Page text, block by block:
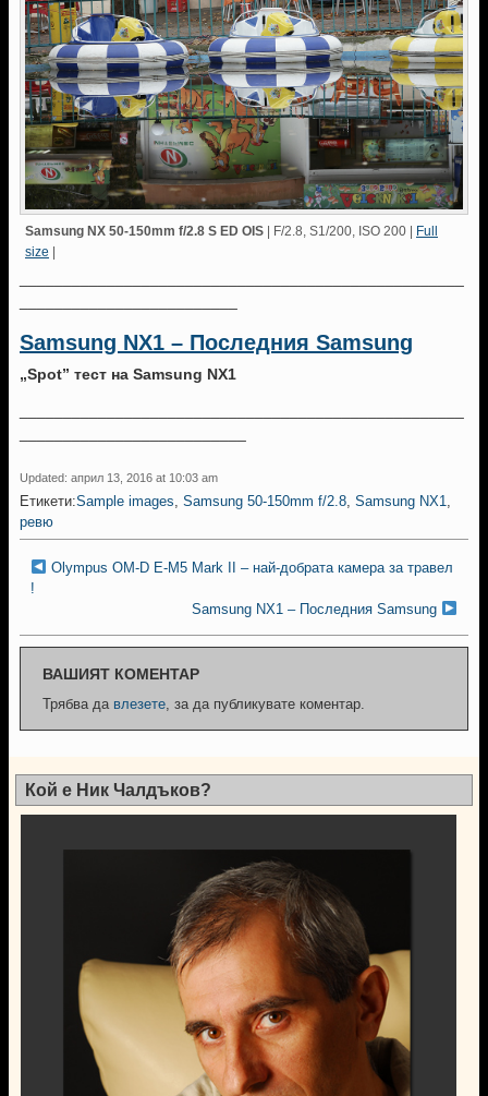
Samsung NX 50-150mm f/2.8 S ED OIS | F/2.8, S1/200, ISO 200 |
Full
size
Samsung NX1 – Последния Samsung
„Spot” тест на Samsung NX1
Updated: април 13, 2016 at 10:03 am
Етикети:Sample images, Samsung 50-150mm f/2.8, Samsung NX1,
ревю
Olympus OM-D E-M5 Mark II – най-добрата камера за травел
!
Samsung NX1 – Последния Samsung
ВАШИЯТ КОМЕНТАР
Трябва да влезете, за да публикувате коментар.
Кой е Ник Чалдъков?